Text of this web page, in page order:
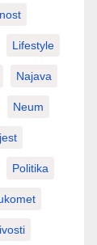
Lifestyle
Najava
Neum
Politika